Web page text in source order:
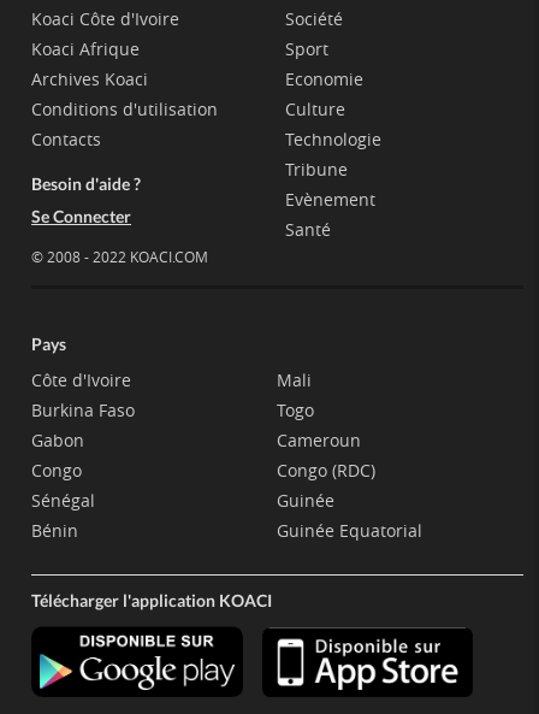
Koaci Côte d'Ivoire
Koaci Afrique
Archives Koaci
Conditions d'utilisation
Contacts
Besoin d'aide ?
Se Connecter
© 2008 - 2022 KOACI.COM
Société
Sport
Economie
Culture
Technologie
Tribune
Evènement
Santé
Pays
Côte d'Ivoire
Burkina Faso
Gabon
Congo
Sénégal
Bénin
Mali
Togo
Cameroun
Congo (RDC)
Guinée
Guinée Equatorial
Télécharger l'application KOACI